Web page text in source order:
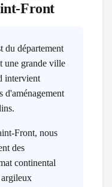
Front
du département
une grande ville
intervient
d'aménagement
Front, nous
des
continental
argileux